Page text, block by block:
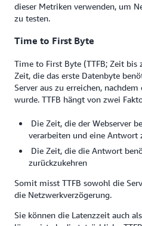
dieser Metriken verwenden, um
zu testen.
Time to First Byte
Time to First Byte (TTFB; Zeit bis
Zeit, die das erste Datenbyte
Server aus zu erreichen,
wurde. TTFB hängt von zwei
Die Zeit, die der Webserver
verarbeiten und eine Antwort
Die Zeit, die die Antwort
zurückzukehren
Somit misst TTFB sowohl die
die Netzwerkverzögerung.
Sie können die Latenzzeit auch